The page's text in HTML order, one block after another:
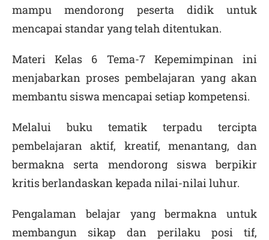
mampu mendorong peserta didik untuk
mencapai standar yang telah ditentukan.
Materi Kelas 6 Tema-7 Kepemimpinan ini
menjabarkan proses pembelajaran yang akan
membantu siswa mencapai setiap kompetensi.
Melalui buku tematik terpadu tercipta
pembelajaran aktif, kreatif, menantang, dan
bermakna serta mendorong siswa berpikir
kritis berlandaskan kepada nilai-nilai luhur.
Pengalaman belajar yang bermakna untuk
membangun sikap dan perilaku posi tif,